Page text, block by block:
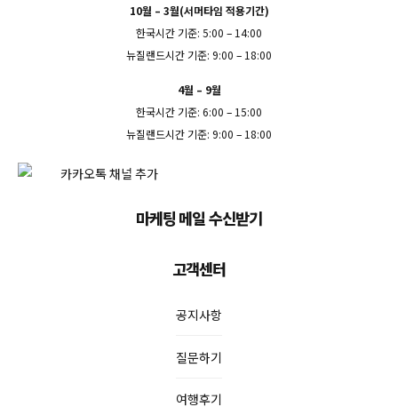
10월 – 3월(서머타임 적용기간)
한국시간 기준: 5:00 – 14:00
뉴질랜드시간 기준: 9:00 – 18:00
4월 – 9월
한국시간 기준: 6:00 – 15:00
뉴질랜드시간 기준: 9:00 – 18:00
마케팅 메일 수신받기
고객센터
공지사항
질문하기
여행후기